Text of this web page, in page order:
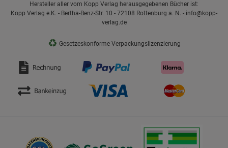
Hersteller aller vom Kopp Verlag herausgegebenen Bücher ist:
Kopp Verlag e.K. - Bertha-Benz-Str. 10 - 72108 Rottenburg a. N. - info@kopp-
verlag.de
♻ Gesetzeskonforme Verpackungslizenzierung